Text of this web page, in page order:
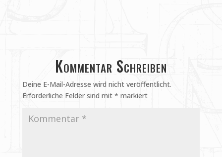
Kommentar Schreiben
Deine E-Mail-Adresse wird nicht veröffentlicht.
Erforderliche Felder sind mit * markiert